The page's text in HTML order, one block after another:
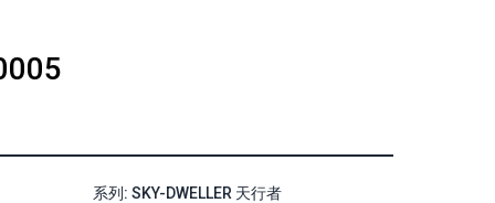
系列: SKY-DWELLER 天行者